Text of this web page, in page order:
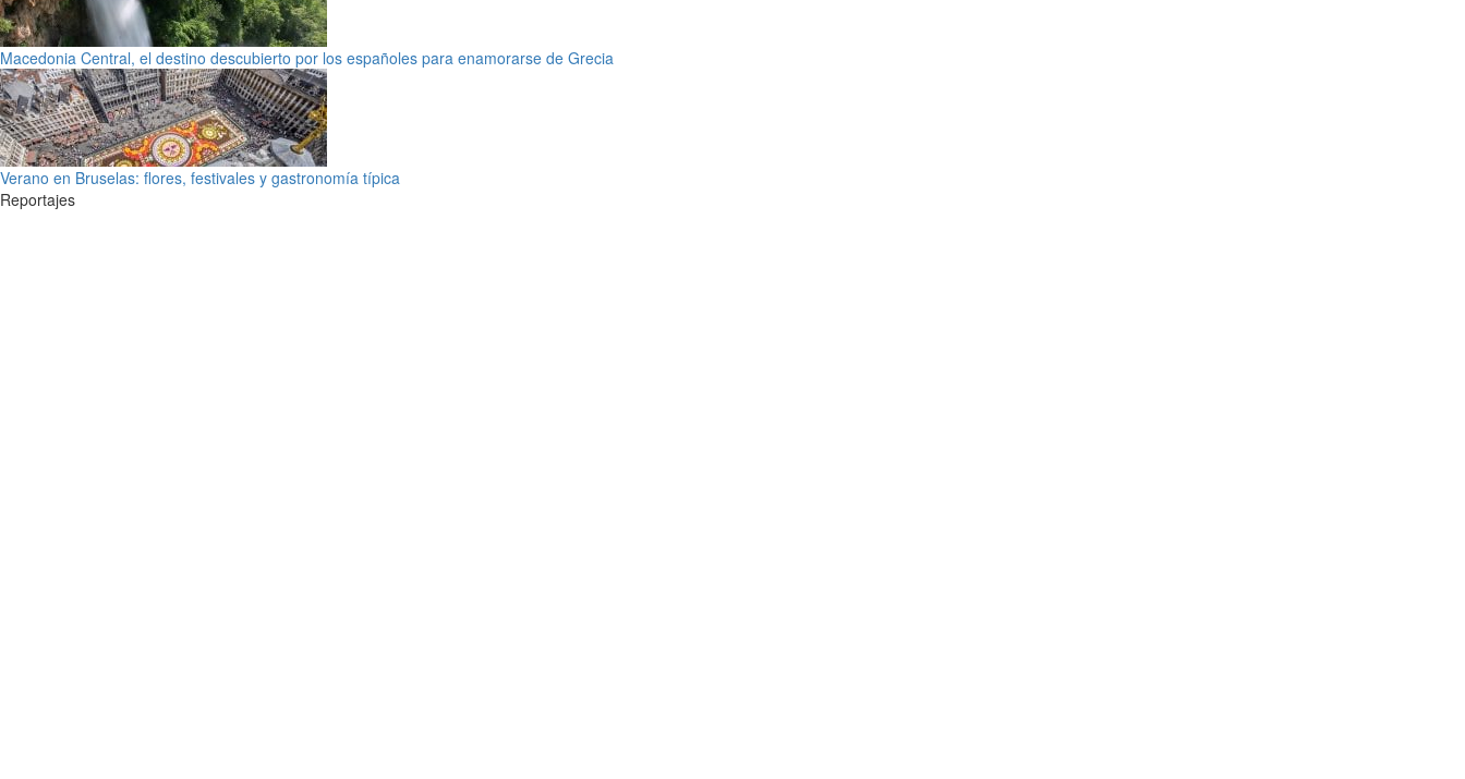
Macedonia Central, el destino descubierto por los españoles para enamorarse de Grecia
Verano en Bruselas: flores, festivales y gastronomía típica
Reportajes